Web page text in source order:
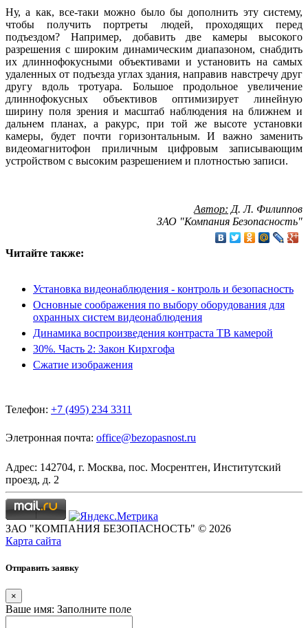
Ну, а как, все-таки можно было бы дополнить эту систему,
чтобы получить портреты людей, проходящих перед
подъездом? Например, добавить две камеры высокого
разрешения с широким динамическим диапазоном, снабдить
их длиннофокусными объективами и установить на самых
удаленных от подъезда углах здания, направив навстречу друг
другу вдоль тротуара. Большое продольное увеличение
длиннофокусных объективов оптимизирует линейную
ширину поля зрения и масштаб наблюдения на ближнем и
дальнем планах, а ракурс, при той же высоте установки
камеры, будет почти горизонтальным. И важно заменить
видеомагнитофон приличным цифровым записывающим
устройством с высоким разрешением и плотностью записи.
Автор: Д. Л. Филиппов
ЗАО "Компания Безопасность"
Читайте также:
Установка видеонаблюдения - контроль и безопасность
Основные соображения по выбору оборудования для
охранных систем видеонаблюдения
Динамика воспроизведения контраста ТВ камерой
30%. Часть 2: Закон Кирхгофа
Сжатие изображения
Телефон: +7 (495) 234 3311
Элетронная почта: office@bezopasnost.ru
Адрес: 142704, г. Москва, пос. Мосрентген, Институтский
проезд, д. 2
ЗАО "КОМПАНИЯ БЕЗОПАСНОСТЬ" © 2026
Карта сайта
Отправить заявку
×
Ваше имя: Заполните поле